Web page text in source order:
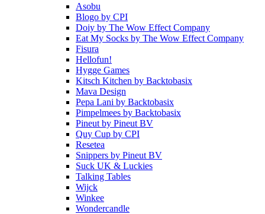
Asobu
Blogo by CPI
Doiy by The Wow Effect Company
Eat My Socks by The Wow Effect Company
Fisura
Hellofun!
Hygge Games
Kitsch Kitchen by Backtobasix
Mava Design
Pepa Lani by Backtobasix
Pimpelmees by Backtobasix
Pineut by Pineut BV
Quy Cup by CPI
Resetea
Snippers by Pineut BV
Suck UK & Luckies
Talking Tables
Wijck
Winkee
Wondercandle